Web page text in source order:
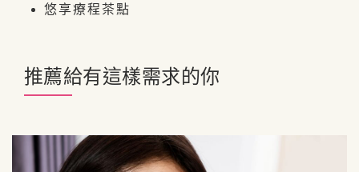
悠享療程茶點
推薦給有這樣需求的你